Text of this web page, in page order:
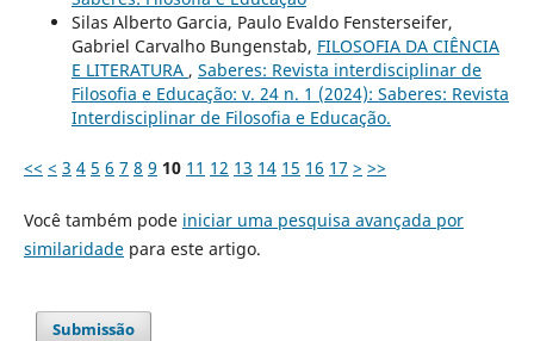
Silas Alberto Garcia, Paulo Evaldo Fensterseifer,
Gabriel Carvalho Bungenstab, FILOSOFIA DA CIÊNCIA
E LITERATURA , Saberes: Revista interdisciplinar de
Filosofia e Educação: v. 24 n. 1 (2024): Saberes: Revista
Interdisciplinar de Filosofia e Educação.
<< < 3 4 5 6 7 8 9 10 11 12 13 14 15 16 17 > >>
Você também pode iniciar uma pesquisa avançada por
similaridadepara este artigo.
Submissão